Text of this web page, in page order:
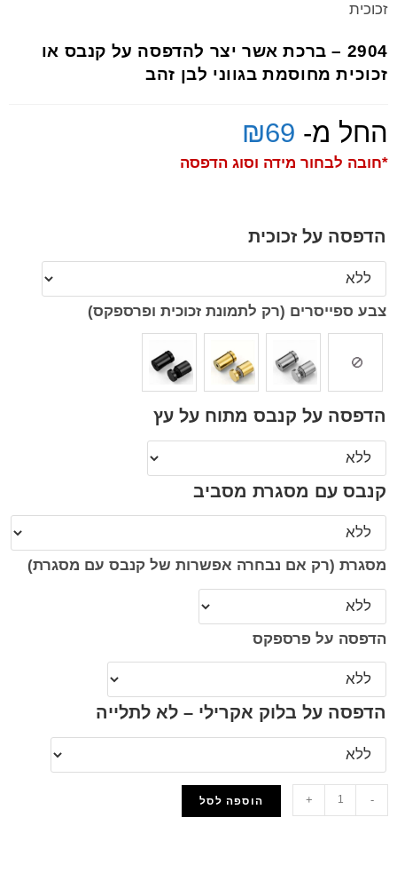
זכוכית
2904 – ברכת אשר יצר להדפסה על קנבס או
זכוכית מחוסמת בגווני לבן זהב
החל מ- ₪69
*חובה לבחור מידה וסוג הדפסה
הדפסה על זכוכית
צבע ספייסרים (רק לתמונת זכוכית ופרספקס)
הדפסה על קנבס מתוח על עץ
קנבס עם מסגרת מסביב
מסגרת (רק אם נבחרה אפשרות של קנבס עם מסגרת)
הדפסה על פרספקס
הדפסה על בלוק אקרילי – לא לתלייה
-
+ הוספה לסל